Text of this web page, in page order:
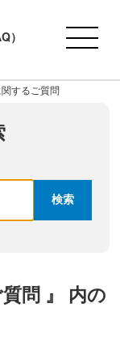
）
するご質問
問 』 内の